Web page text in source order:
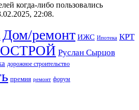
когда-либо пользовались
22:08.
Дом/ремонт ИЖС Ипотека КРТ
Руслан Сырцов
дорожное строительство
премия ремонт форум